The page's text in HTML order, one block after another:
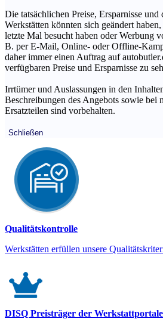
Die tatsächlichen Preise, Ersparnisse
Werkstätten könnten sich geändert
letzte Mal besucht haben oder Werbung
B. per E-Mail, Online- oder Offline-
daher immer einen Auftrag auf
verfügbaren Preise und Ersparnisse zu
Irrtümer und Auslassungen in den
Beschreibungen des Angebots sowie bei
Ersatzteilen sind vorbehalten.
Schließen
Qualitätskontrolle
Werkstätten erfüllen unsere
DISQ Preisträger der Werkstattportale